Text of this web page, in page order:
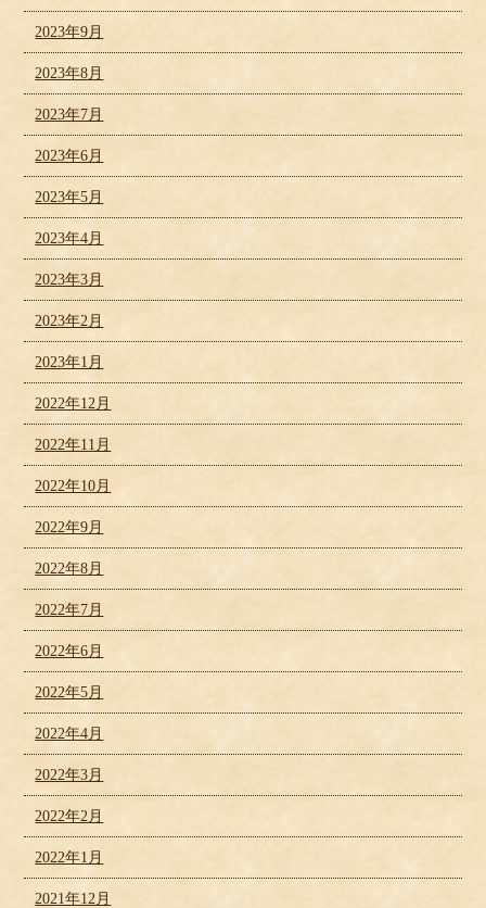
2023年9月
2023年8月
2023年7月
2023年6月
2023年5月
2023年4月
2023年3月
2023年2月
2023年1月
2022年12月
2022年11月
2022年10月
2022年9月
2022年8月
2022年7月
2022年6月
2022年5月
2022年4月
2022年3月
2022年2月
2022年1月
2021年12月